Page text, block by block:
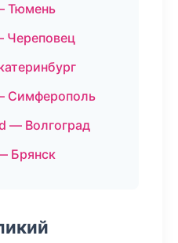
Тюмень
Череповец
Симферополь
— Волгоград
Брянск